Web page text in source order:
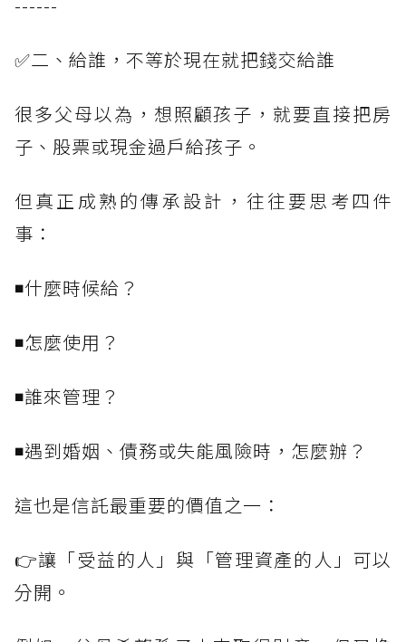
✅二、給誰，不等於現在就把錢交給誰
很多父母以為，想照顧孩子，就要直接把房
子、股票或現金過戶給孩子。
但真正成熟的傳承設計，往往要思考四件
事：
◾什麼時候給？
◾怎麼使用？
◾誰來管理？
◾遇到婚姻、債務或失能風險時，怎麼辦？
這也是信託最重要的價值之一：
👉讓「受益的人」與「管理資產的人」可以
分開。